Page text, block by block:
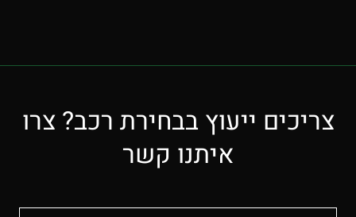
צריכים ייעוץ בבחירת רכב? צרו
איתנו קשר